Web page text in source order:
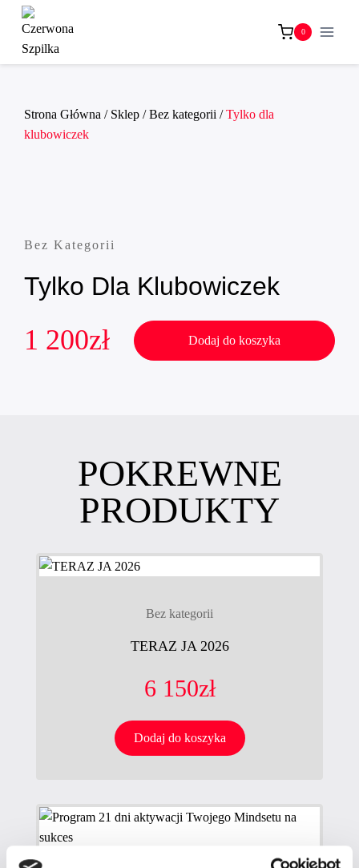
Przejdź
treści
0
Strona Główna / Sklep / Bez kategorii / Tylko dla
klubowiczek
Bez Kategorii
Tylko Dla Klubowiczek
1 200zł Dodaj do koszyka
POKREWNE
PRODUKTY
Bez kategorii
TERAZ JA 2026
6 150zł
Dodaj do koszyka